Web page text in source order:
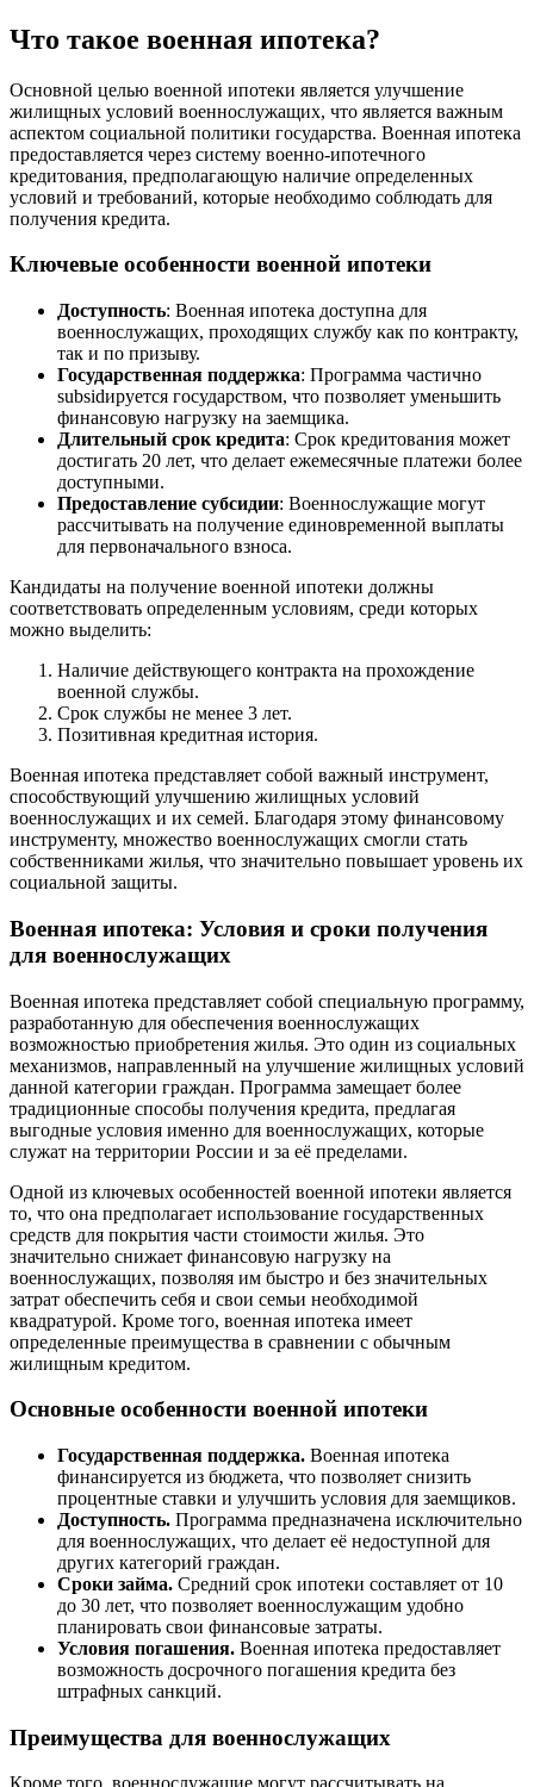
Что такое военная ипотека?
Основной целью военной ипотеки является улучшение
жилищных условий военнослужащих, что является важным
аспектом социальной политики государства. Военная ипотека
предоставляется через систему военно-ипотечного
кредитования, предполагающую наличие определенных
условий и требований, которые необходимо соблюдать для
получения кредита.
Ключевые особенности военной ипотеки
Доступность: Военная ипотека доступна для
военнослужащих, проходящих службу как по контракту,
так и по призыву.
Государственная поддержка: Программа частично
subsidируется государством, что позволяет уменьшить
финансовую нагрузку на заемщика.
Длительный срок кредита: Срок кредитования может
достигать 20 лет, что делает ежемесячные платежи более
доступными.
Предоставление субсидии: Военнослужащие могут
рассчитывать на получение единовременной выплаты
для первоначального взноса.
Кандидаты на получение военной ипотеки должны
соответствовать определенным условиям, среди которых
можно выделить:
Наличие действующего контракта на прохождение
военной службы.
Срок службы не менее 3 лет.
Позитивная кредитная история.
Военная ипотека представляет собой важный инструмент,
способствующий улучшению жилищных условий
военнослужащих и их семей. Благодаря этому финансовому
инструменту, множество военнослужащих смогли стать
собственниками жилья, что значительно повышает уровень их
социальной защиты.
Военная ипотека: Условия и сроки получения
для военнослужащих
Военная ипотека представляет собой специальную программу,
разработанную для обеспечения военнослужащих
возможностью приобретения жилья. Это один из социальных
механизмов, направленный на улучшение жилищных условий
данной категории граждан. Программа замещает более
традиционные способы получения кредита, предлагая
выгодные условия именно для военнослужащих, которые
служат на территории России и за её пределами.
Одной из ключевых особенностей военной ипотеки является
то, что она предполагает использование государственных
средств для покрытия части стоимости жилья. Это
значительно снижает финансовую нагрузку на
военнослужащих, позволяя им быстро и без значительных
затрат обеспечить себя и свои семьи необходимой
квадратурой. Кроме того, военная ипотека имеет
определенные преимущества в сравнении с обычным
жилищным кредитом.
Основные особенности военной ипотеки
Государственная поддержка. Военная ипотека
финансируется из бюджета, что позволяет снизить
процентные ставки и улучшить условия для заемщиков.
Доступность. Программа предназначена исключительно
для военнослужащих, что делает её недоступной для
других категорий граждан.
Сроки займа. Средний срок ипотеки составляет от 10
до 30 лет, что позволяет военнослужащим удобно
планировать свои финансовые затраты.
Условия погашения. Военная ипотека предоставляет
возможность досрочного погашения кредита без
штрафных санкций.
Преимущества для военнослужащих